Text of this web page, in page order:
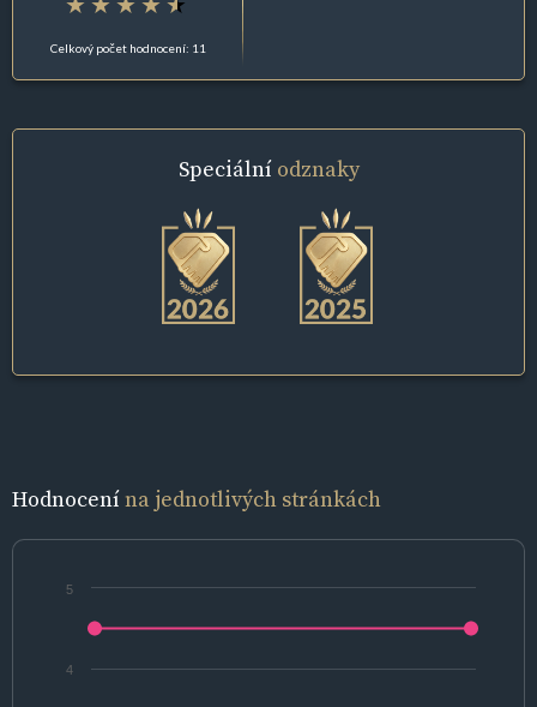
Celkový počet hodnocení: 11
Speciální odznaky
Hodnocenína jednotlivých stránkách
4
5